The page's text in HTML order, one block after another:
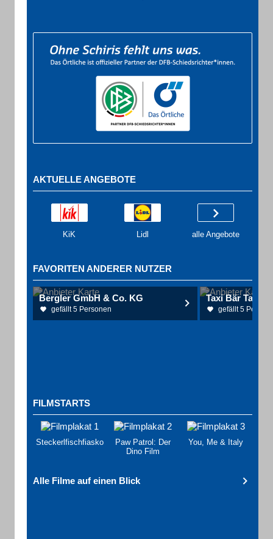
AKTUELLE ANGEBOTE
KiK Lidl alle Angebote
FAVORITEN ANDERER NUTZER
Bergler GmbH & Co. KG
gefällt 5 Personen
Taxi Bär
gefällt 5
FILMSTARTS
Steckerlfischfiasko
Paw Patrol: Der
Dino Film
You, Me & Italy
Alle Filme auf einen Blick